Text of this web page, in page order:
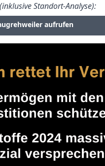
Standort-Analyse):
aufrufen